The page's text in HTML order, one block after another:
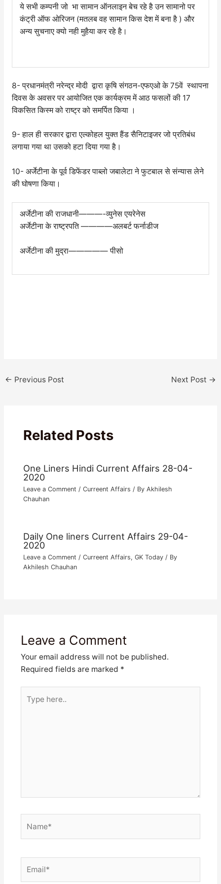
ये सभी कम्पनी जो भा सामान ऑनलाइन बेच रहे है उन सामानो पर
कंट्री ऑफ ओरिजन (मतलब वह सामान किस देश में बना है ) और
अन्य सुचनाए क्यो नही मुहैया कर रहे है।
8- प्रधानमंत्री नरेन्द्र मोदी द्वारा कृषि संगठन-एफएओ के 75वें स्थापना
दिवस के अवसर पर आयोजित एक कार्यक्रम में आठ फसलों की 17
विकसित किस्म को राष्ट्र को समर्पित किया ।
9- हाल ही सरकार द्वारा एल्कोहल युक्त हैंड सैनिटाइजर जो प्रतिबंध
लगाया गया था उसको हटा दिया गया है।
10- अर्जेटीना के पूर्व डिफेंडर पाब्लो जबालेटा ने फुटबाल से संन्यास लेने
की घोषणा किया।
अर्जेटीना की राजधानी———-व्युनेस एयरेनेस
अर्जेटीना के राष्ट्रपति ————अलबर्ट फर्नाडीज
अर्जेटीना की मुद्रा————— पीसो
← Previous Post Next Post →
Related Posts
One Liners Hindi Current Affairs 28-04-
2020
Leave a Comment /Curreent Affairs / ByAkhilesh
Chauhan
Daily One liners Current Affairs 29-04-
2020
Leave a Comment /Curreent Affairs,GK Today / By
Akhilesh Chauhan
Leave a Comment
Your email address will not be published.
Required fields are marked *
here..